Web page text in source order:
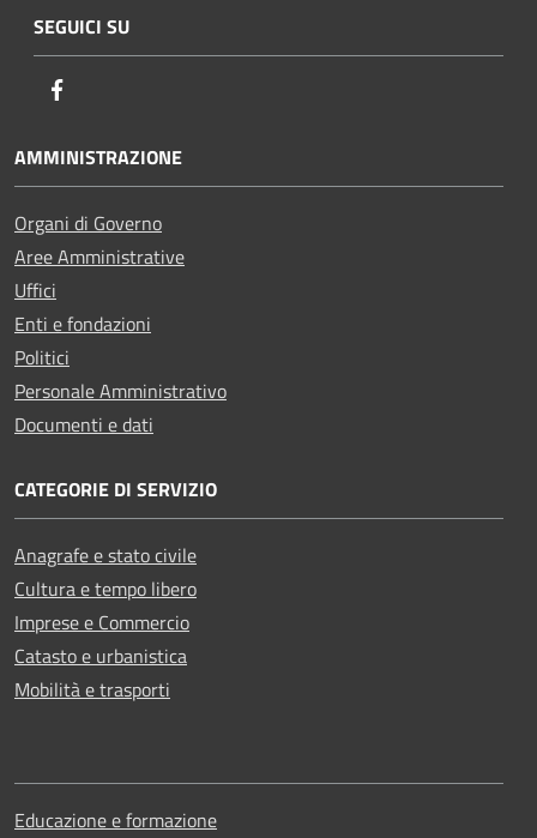
SEGUICI SU
AMMINISTRAZIONE
Organi di Governo
Aree Amministrative
Uffici
Enti e fondazioni
Politici
Personale Amministrativo
Documenti e dati
CATEGORIE DI SERVIZIO
Anagrafe e stato civile
Cultura e tempo libero
Imprese e Commercio
Catasto e urbanistica
Mobilità e trasporti
Educazione e formazione